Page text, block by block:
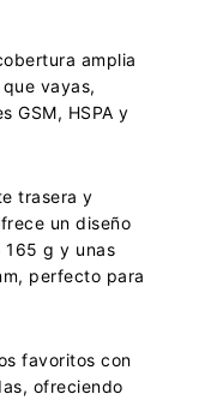
amplia
vayas,
GSM, HSPA y
trasera y
un diseño
165 g y unas
perfecto para
favoritos con
ofreciendo